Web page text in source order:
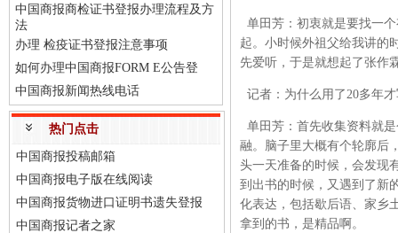
中国商报商检证书登报办理流程及方
法
办理 检疫证书登报注意事项
如何办理中国商报FORM E公告登
中国商报新闻热线电话
热门点击
中国商报投稿邮箱
中国商报电子版在线阅读
中国商报货物进口证明书遗失登报
中国商报记者之家
单田芳：初衷就是要找一
起。小时候外祖父给我讲的
先爱听，于是就想起了张作
记者：为什么用了20多年
单田芳：首先收集资料就
融。脑子里大概有个轮廓后
头一天准备的时候，会发现
到出书的时候，又遇到了新
化表达，包括歇后语、家乡
拿到的书，是精品啊。